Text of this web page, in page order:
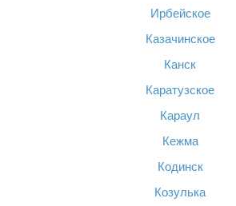
Ирбейское
Казачинское
Канск
Каратузское
Караул
Кежма
Кодинск
Козулька